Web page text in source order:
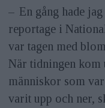
– En gång hade
reportage i
var tagen med
När tidningen kom
människor som
varit upp och ner,